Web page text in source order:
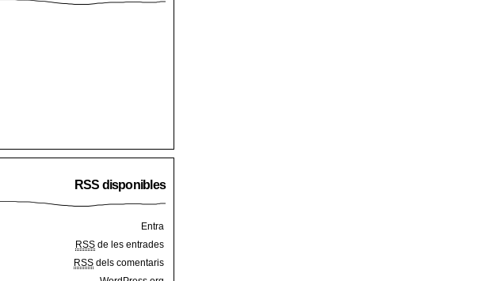
RSS disponibles
Entra
RSS de les entrades
RSS dels comentaris